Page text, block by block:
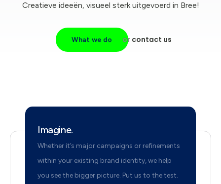
Creatieve ideeën, visueel sterk uitgevoerd in Bree!
What we do or contact us
Imagine.
Whether it’s major campaigns or refinements
within your existing brand identity, we help
you see the bigger picture. Put us to the test.